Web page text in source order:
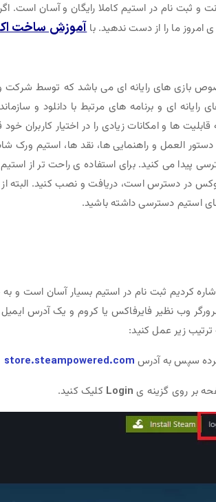
و ثبت نام در استیم کاملا رایگان و آسان است.
ی امروز ما را از دست ندهید. باآموزش ساخت
بازی های رایانه ای می باشد که توسط شرکت
رایانه ای و برنامه های مرتبط با دانلود و
ها و امکانات زیادی را در اختیار کاربران
العمل و راهنمایی ها، نقد ها، استیم ورک
پیدا می کنید. برای استفاده ی راحت تر از
در دسترس است، دریافت و نصب کنید. البته
های استیم دسترسی داشته باشید.
کردیم ثبت نام در استیم بسیار آسان است و
مرورگر وب نظیر فایرفاکس یا کروم و یک آدرس
زیر عمل کنید:
کرده سپس به آدرس store.steampowered.com
بر روی گزینه ی Login کلیک کنید.